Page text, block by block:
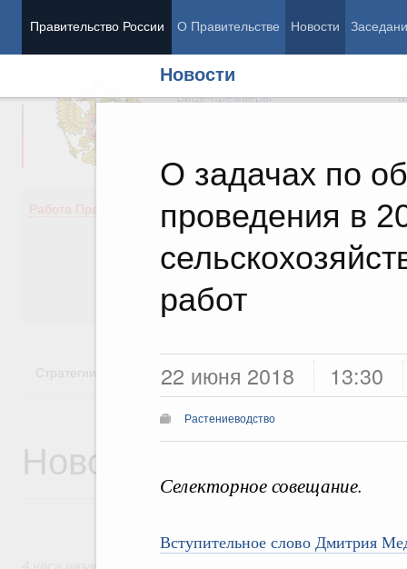
Правительство России О Правительстве Новости
Новости
О задачах по
проведения в
работ
22 июня 2018 13:30
Растениеводство
Селекторное совещание.
Вступительное слово Дмитрия
Председатель Правительства
Вице-премьеры
Работа Правительства
Демография
Здоровье
Культура
Стратегии Государственные программы
Новости